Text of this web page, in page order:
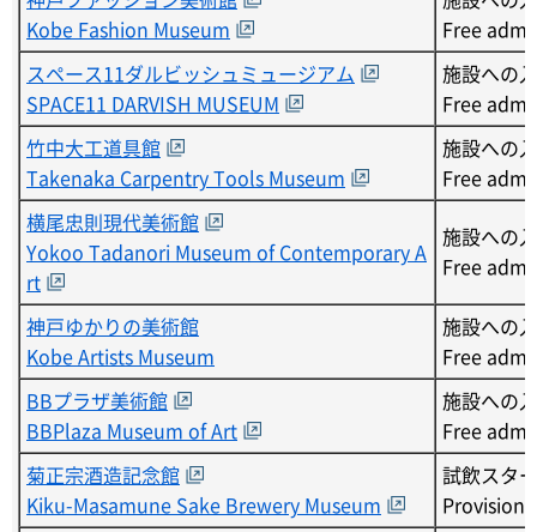
Kobe Fashion Museum
Free
スペース11ダルビッシュミュージアム
SPACE11 DARVISH MUSEUM
施設への
Free
竹中大工道具館
Takenaka Carpentry Tools Museum
施設への
Free
横尾忠則現代美術館
Yokoo Tadanori Museum of Contemporary A
rt
施設への
Free
神戸ゆかりの美術館
Kobe Artists Museum
施設への
Free
BBプラザ美術館
BBPlaza Museum of Art
施設への
Free
菊正宗酒造記念館
Kiku-Masamune Sake Brewery Museum
試飲スタ
Provision